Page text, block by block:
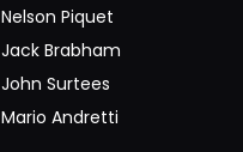
Nelson Piquet
Jack Brabham
John Surtees
Mario Andretti